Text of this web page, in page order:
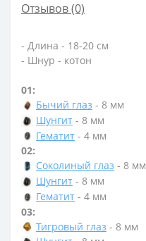
Отзывов (0)
- Длина - 18-20 см
- Шнур - котон
01:
Бычий глаз - 8 мм
Шунгит - 8 мм
Гематит - 4 мм
02:
Соколиный глаз - 8 мм
Шунгит - 8 мм
Гематит - 4 мм
03:
Тигровый глаз - 8 мм